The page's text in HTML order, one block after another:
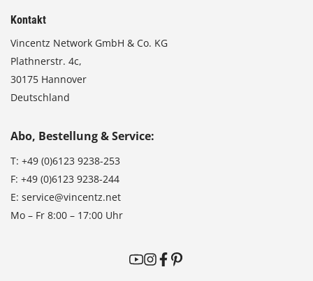
Kontakt
Vincentz Network GmbH & Co. KG
Plathnerstr. 4c,
30175 Hannover
Deutschland
Abo, Bestellung & Service:
T: +49 (0)6123 9238-253
F: +49 (0)6123 9238-244
E: service@vincentz.net
Mo – Fr 8:00 – 17:00 Uhr